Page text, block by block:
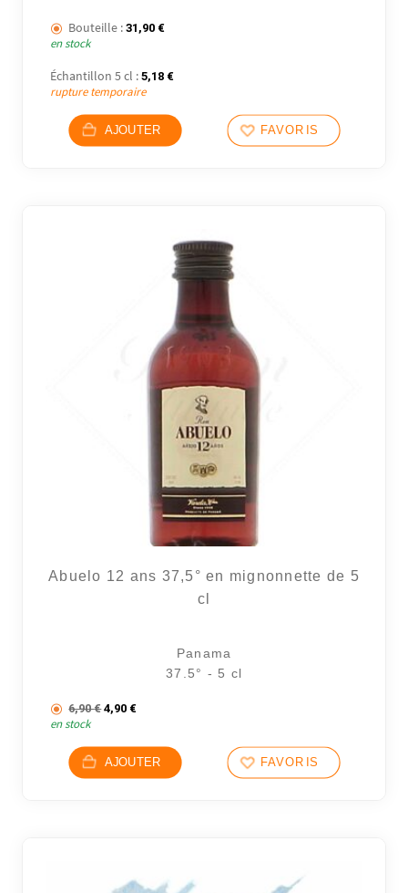
Bouteille : 31,90 €
en stock
Échantillon 5 cl : 5,18 €
rupture temporaire
AJOUTER FAVORIS
Abuelo 12 ans 37,5° en mignonnette de 5
cl
Panama
37.5° - 5 cl
6,90€Le prix initial était : 6,90 €.
4,90 €Le prix actuel est : 4,90 €.
en stock
AJOUTER FAVORIS